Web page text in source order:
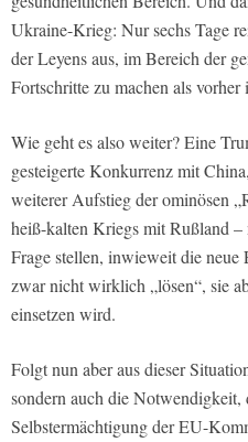
Ukraine-Krieg: Nur sechs Tage
der Leyens aus, im Bereich der
Fortschritte zu machen als vorher
Wie geht es also weiter? Eine
gesteigerte Konkurrenz mit
weiterer Aufstieg der ominösen
heiß-kalten Kriegs mit Rußland
Frage stellen, inwieweit die
zwar nicht wirklich „lösen“, sie
einsetzen wird.
Folgt nun aber aus dieser
sondern auch die Notwendigkeit,
Selbstermächtigung der EU-